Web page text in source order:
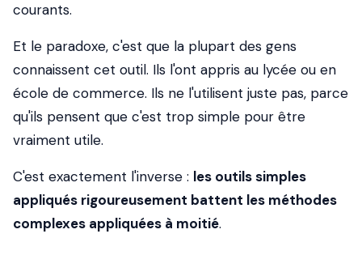
courants.
Et le paradoxe, c'est que la plupart des gens
connaissent cet outil. Ils l'ont appris au lycée ou en
école de commerce. Ils ne l'utilisent juste pas, parce
qu'ils pensent que c'est trop simple pour être
vraiment utile.
C'est exactement l'inverse : les outils simples
appliqués rigoureusement battent les méthodes
complexes appliquées à moitié.